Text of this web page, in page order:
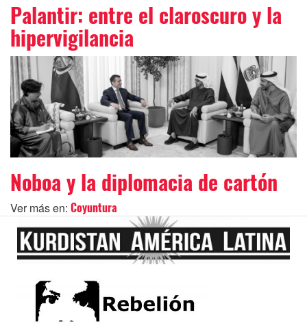
Palantir: entre el claroscuro y la
hipervigilancia
Noboa y la diplomacia de cartón
Ver más en: Coyuntura